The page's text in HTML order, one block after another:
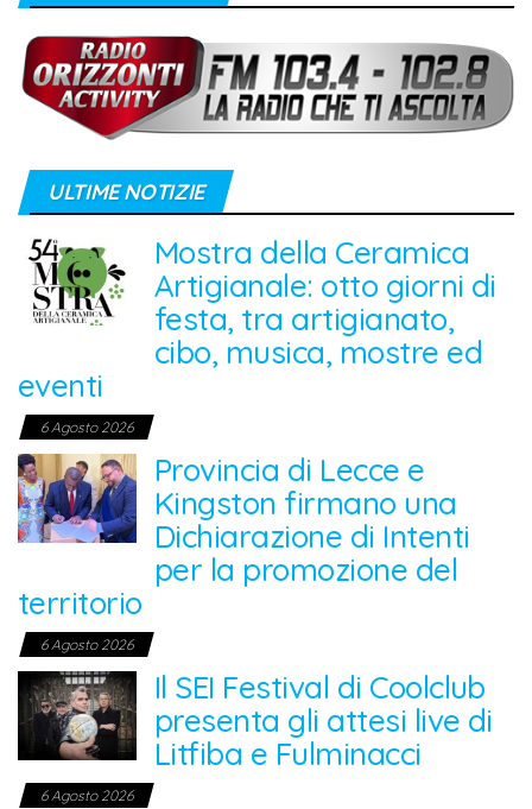
ULTIME NOTIZIE
Mostra della Ceramica
Artigianale: otto giorni di
festa, tra artigianato,
cibo, musica, mostre ed
eventi
6 Agosto 2026
Provincia di Lecce e
Kingston firmano una
Dichiarazione di Intenti
per la promozione del
territorio
6 Agosto 2026
Il SEI Festival di Coolclub
presenta gli attesi live di
Litfiba e Fulminacci
6 Agosto 2026